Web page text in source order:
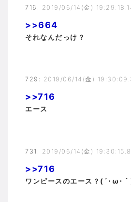
716 : 2019/06/14(金)
>>664
それなんだっけ？
729 : 2019/06/14(金)
>>716
エース
731 : 2019/06/14(金)
>>716
ワンピースのエース？(´･ω･